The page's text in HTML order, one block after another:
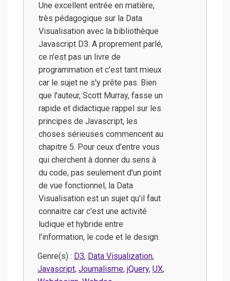
Une excellent entrée en matière,
très pédagogique sur la Data
Visualisation avec la bibliothèque
Javascript D3. A proprement parlé,
ce n'est pas un livre de
programmation et c'est tant mieux
car le sujet ne s'y prête pas. Bien
que l'auteur, Scott Murray, fasse un
rapide et didactique rappel sur les
principes de Javascript, les
choses sérieuses commencent au
chapitre 5. Pour ceux d'entre vous
qui cherchent à donner du sens à
du code, pas seulement d'un point
de vue fonctionnel, la Data
Visualisation est un sujet qu'il faut
connaitre car c'est une activité
ludique et hybride entre
l'information, le code et le design.
Genre(s) : D3, Data Visualization,
Javascript, Journalisme, jQuery, UX,